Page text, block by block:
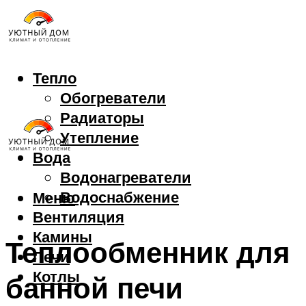
Тепло
Обогреватели
Радиаторы
Утепление
Вода
Водонагреватели
Водоснабжение
Вентиляция
Камины
Печи
Котлы
Меню
Теплообменник для
банной печи